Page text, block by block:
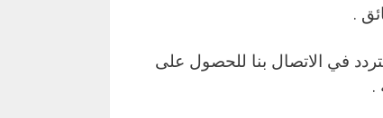
تتردد في الاتصال بنا للحصول على
.